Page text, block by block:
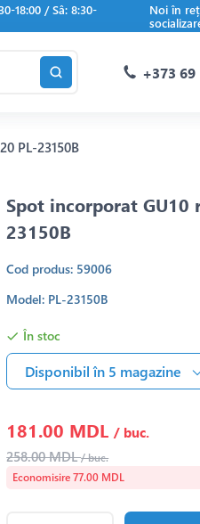
18:00 / Sâ: 8:30-
Noi în
+373 69
PL-23150B
Spot incorporat GU10
23150B
Cod produs: 59006
Model: PL-23150B
În stoc
Disponibil în 5 magazine
181.00 MDL/ buc.
258.00 MDL/ buc.
Economisire 77.00 MDL